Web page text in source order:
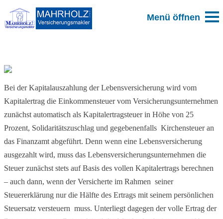
Zum Blog
Bei der Kapitalauszahlung der Lebensversicherung wird vom
Kapitalertrag die Einkommensteuer vom Versicherungsunternehmen
zunächst automatisch als Kapitalertragsteuer in Höhe von 25
Prozent, Solidaritätszuschlag und gegebenenfalls Kirchensteuer an
das Finanzamt abgeführt. Denn wenn eine Lebensversicherung
ausgezahlt wird, muss das Lebensversicherungsunternehmen die
Steuer zunächst stets auf Basis des vollen Kapitalertrags berechnen
– auch dann, wenn der Versicherte im Rahmen seiner
Steuererklärung nur die Hälfte des Ertrags mit seinem persönlichen
Steuersatz versteuern muss. Unterliegt dagegen der volle Ertrag der